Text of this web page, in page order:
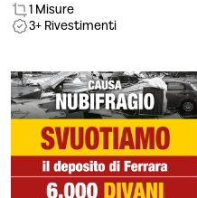
1 Misure
3+ Rivestimenti